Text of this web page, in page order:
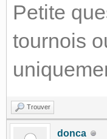
Petite
tournois
Trouver
donca